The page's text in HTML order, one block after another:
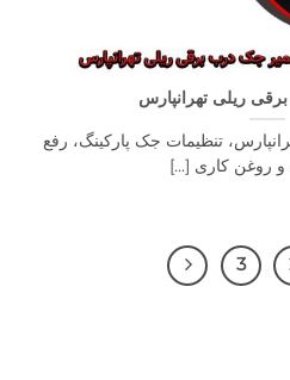
تهرانپارس
جک پارکینگ، رفع
[...]